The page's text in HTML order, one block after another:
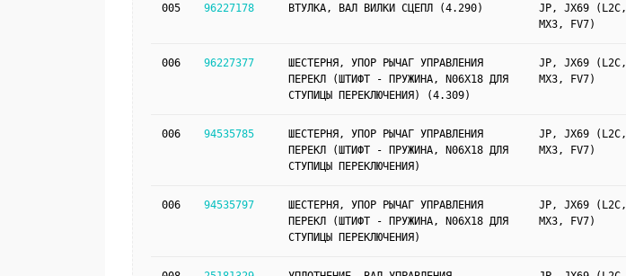
005 96227178 ВТУЛКА, ВАЛ ВИЛКИ СЦЕПЛ (4.290)
JP, JX69 (L2C,
MX3, FV7)
006 96227377
ШЕСТЕРНЯ, УПОР РЫЧАГ УПРАВЛЕНИЯ
ПЕРЕКЛ (ШТИФТ - ПРУЖИНА, N06X18 ДЛЯ
СТУПИЦЫ ПЕРЕКЛЮЧЕНИЯ) (4.309)
JP, JX69 (L2C,
MX3, FV7)
006 94535785
ШЕСТЕРНЯ, УПОР РЫЧАГ УПРАВЛЕНИЯ
ПЕРЕКЛ (ШТИФТ - ПРУЖИНА, N06X18 ДЛЯ
СТУПИЦЫ ПЕРЕКЛЮЧЕНИЯ)
JP, JX69 (L2C,
MX3, FV7)
006 94535797
ШЕСТЕРНЯ, УПОР РЫЧАГ УПРАВЛЕНИЯ
ПЕРЕКЛ (ШТИФТ - ПРУЖИНА, N06X18 ДЛЯ
СТУПИЦЫ ПЕРЕКЛЮЧЕНИЯ)
JP, JX69 (L2C,
MX3, FV7)